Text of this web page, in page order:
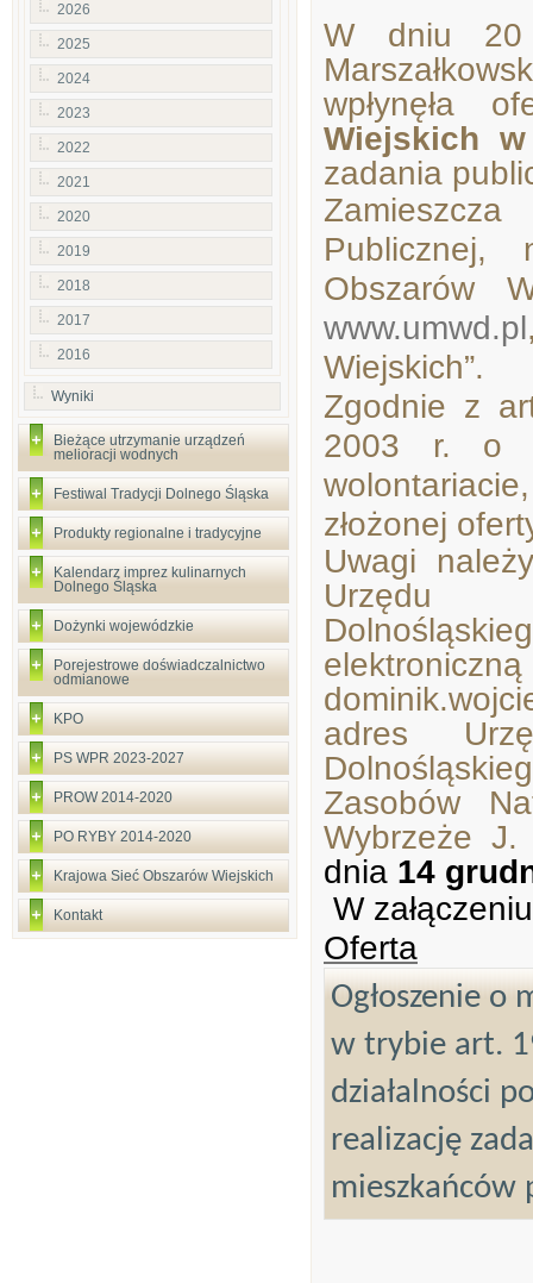
2026
2025
2024
2023
2022
2021
2020
2019
2018
2017
2016
Wyniki
Bieżące utrzymanie urządzeń
melioracji wodnych
Festiwal Tradycji Dolnego Śląska
Produkty regionalne i tradycyjne
Kalendarz imprez kulinarnych
Dolnego Śląska
Dożynki wojewódzkie
Porejestrowe doświadczalnictwo
odmianowe
KPO
PS WPR 2023-2027
PROW 2014-2020
PO RYBY 2014-2020
Krajowa Sieć Obszarów Wiejskich
Kontakt
W dniu 20
wpłynęła
Wiejskich w
zadania
Publicznej,
Obszarów
www.umwd.pl
Wiejskich”.
Zgodnie z
2003 r. o
złożonej
Uwagi
Urzędu
adres
Zasobów
Wybrzeże J.
dnia 14
W
Oferta
Ogłoszenie o
w trybie art.
działalności
realizację
mieszkańców